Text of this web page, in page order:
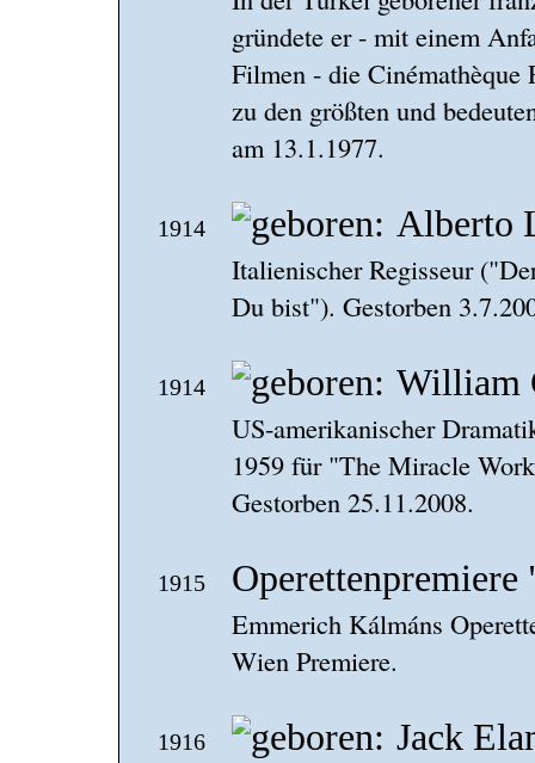
gründete er - mit einem
Filmen - die Cinémathèque
zu den größten und
am 13.1.1977.
1914 Alberto
Italienischer Regisseur
Du bist"). Gestorben
1914 William
US-amerikanischer
1959 für "The Miracle
Gestorben 25.11.2008.
1915
Emmerich Kálmáns
Wien Premiere.
1916 Jack